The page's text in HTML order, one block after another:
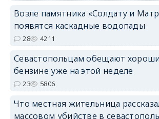
Возле памятника «Солдату и
появятся каскадные водопады
28 4211
Севастопольцам обещают
бензине уже на этой неделе
23 5806
Что местная жительница
массовом убийстве в